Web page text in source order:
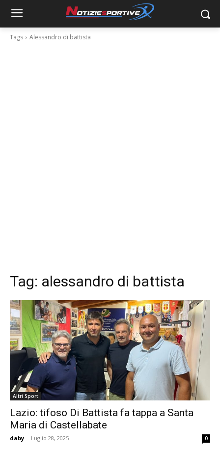
Tags Alessandro di battista
Tag: alessandro di battista
Altri Sport
Lazio: tifoso Di Battista fa tappa a Santa
Maria di Castellabate
daby - Luglio 28, 2025 0